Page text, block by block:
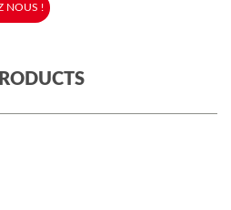
NOUS !